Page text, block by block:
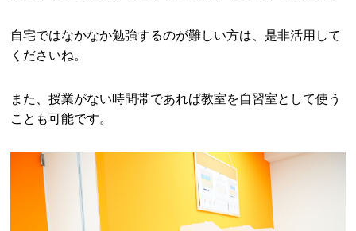
自宅ではなかなか勉強するのが難しい方は、是非活用して
くださいね。
また、授業がない時間帯であれば教室を自習室として使う
ことも可能です。